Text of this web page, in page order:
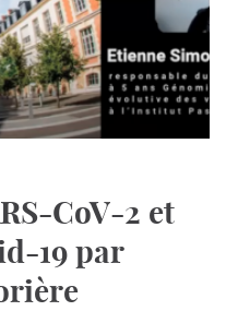
CoV-2 et
19 par